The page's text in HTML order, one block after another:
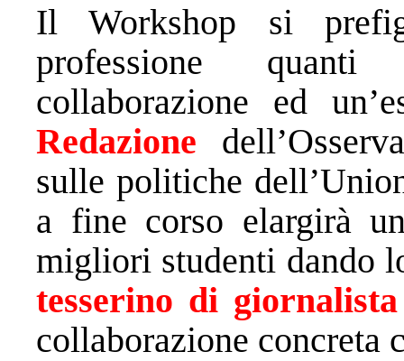
Il Workshop si
professione
collaborazione ed
Redazione
sulle politiche
a fine corso elargirà
migliori studenti dando
tesserino di
collaborazione concreta